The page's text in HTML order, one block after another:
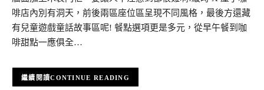
啡店內別有洞天，前後兩區座位區呈現不同風格，最後方還藏
有兒童遊戲童話故事區呢! 餐點選項更是多元，從早午餐到咖
啡甜點一應俱全…
CONTINUE READING